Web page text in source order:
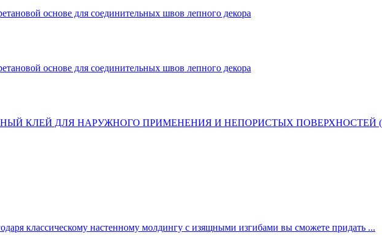
основе для соединительных швов лепного декора
основе для соединительных швов лепного декора
КЛЕЙ ДЛЯ НАРУЖНОГО ПРИМЕНЕНИЯ И НЕПОРИСТЫХ ПОВЕРХНОСТЕЙ
классическому настенному молдингу с изящными изгибами вы сможете придать ...